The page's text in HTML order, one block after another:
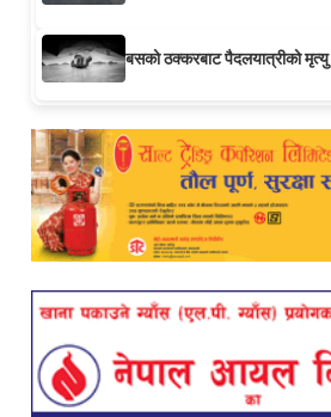
बसको ठक्करबाट पैदलयात्रीको मृत्यु